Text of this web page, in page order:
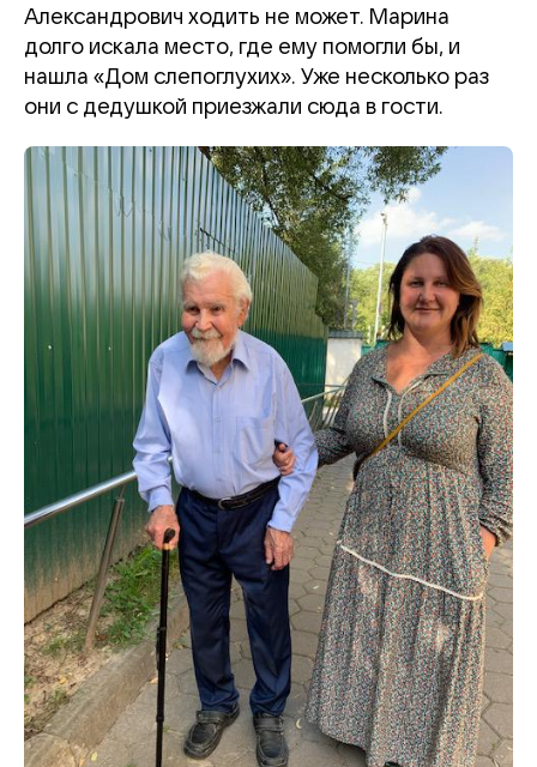
Александрович ходить не может. Марина
долго искала место, где ему помогли бы, и
нашла «Дом слепоглухих». Уже несколько раз
они с дедушкой приезжали сюда в гости.